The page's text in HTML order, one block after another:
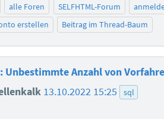
alle Foren SELFHTML-Forum
erstellen
Beitrag im Thread-Baum
Unbestimmte Anzahl von
13.10.2022 15:25 sql